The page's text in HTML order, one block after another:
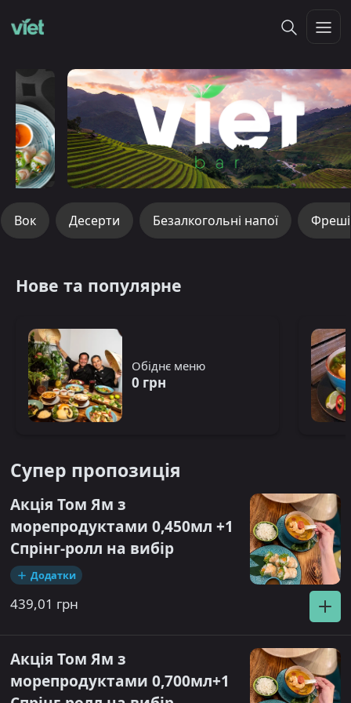
Вок Десерти Безалкогольні напої
Нове та популярне
Обіднє меню
0 грн
Супер пропозиція
Акція Том Ям з
морепродуктами 0,450мл +1
Спрінг-ролл на вибір
Додатки
439,01 грн
Акція Том Ям з
морепродуктами 0,700мл+1